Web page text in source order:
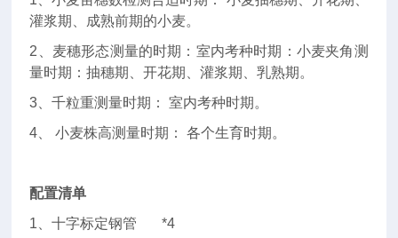
灌浆期、成熟前期的小麦。
2、麦穗形态测量的时期：室内考种时期：小麦夹角测
量时期：抽穗期、开花期、灌浆期、乳熟期。
3、千粒重测量时期： 室内考种时期。
4、 小麦株高测量时期： 各个生育时期。
配置清单
1、十字标定钢管 *4